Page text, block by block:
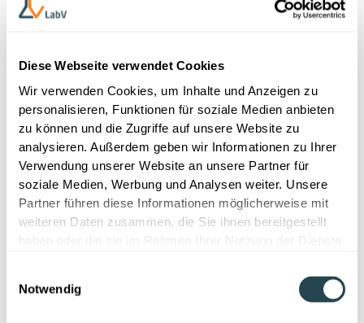
Diese Webseite verwendet Cookies
Wir verwenden Cookies, um Inhalte und Anzeigen zu
personalisieren, Funktionen für soziale Medien anbieten
zu können und die Zugriffe auf unsere Website zu
analysieren. Außerdem geben wir Informationen zu Ihrer
Verwendung unserer Website an unsere Partner für
soziale Medien, Werbung und Analysen weiter. Unsere
Partner führen diese Informationen möglicherweise mit
weiteren Daten zusammen, die Sie ihnen bereitgestellt
haben oder die sie im Rahmen Ihrer Nutzung der Dienste
Notwendig
G
K